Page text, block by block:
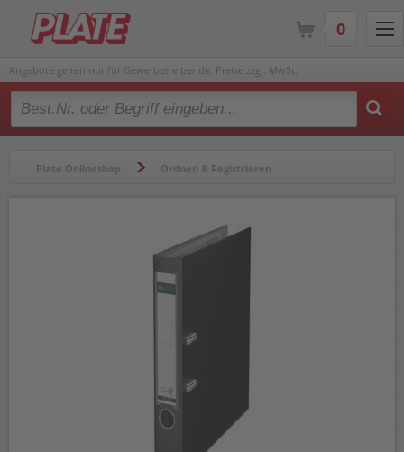
Angebote gelten nur für Gewerbetreibende. Preise zzgl. MwSt.
Type 2 or more characters for results.
Plate Onlineshop Ordnen & Registrieren
Ordner A4 Leitz 1015, 52mm, PP
0